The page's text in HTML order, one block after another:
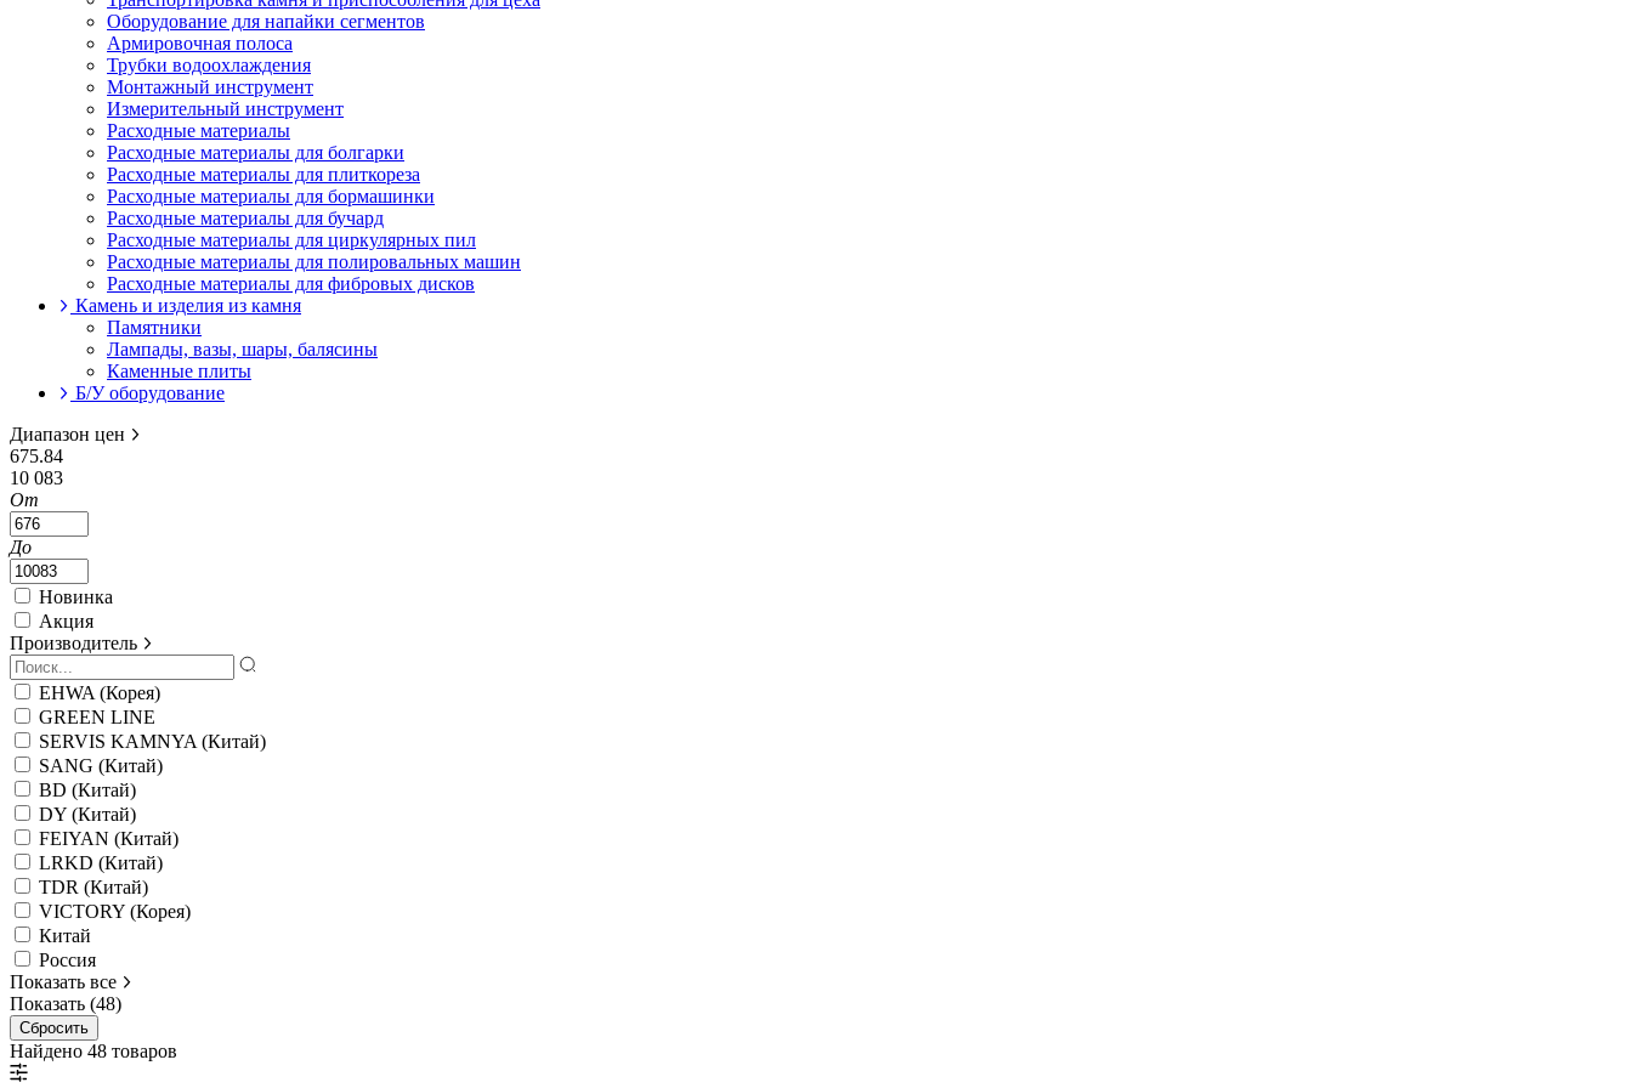
Оборудование для напайки сегментов
Армировочная полоса
Трубки водоохлаждения
Монтажный инструмент
Измерительный инструмент
Расходные материалы
Расходные материалы для болгарки
Расходные материалы для плиткореза
Расходные материалы для бормашинки
Расходные материалы для бучард
Расходные материалы для циркулярных пил
Расходные материалы для полировальных машин
Расходные материалы для фибровых дисков
Камень и изделия из камня
Памятники
Лампады, вазы, шары, балясины
Каменные плиты
Б/У оборудование
Диапазон цен
675.84
10 083
От
До
Новинка
Акция
Производитель
EHWA (Корея)
GREEN LINE
SERVIS KAMNYA (Китай)
SANG (Китай)
BD (Китай)
DY (Китай)
FEIYAN (Китай)
LRKD (Китай)
TDR (Китай)
VICTORY (Корея)
Китай
Россия
Показать все
Показать (48)
Сбросить
Найдено 48 товаров